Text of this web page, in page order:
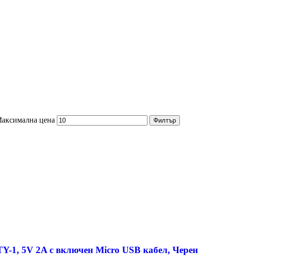
цена Филтър
1, 5V 2A с включен Micro USB кабел, Черен